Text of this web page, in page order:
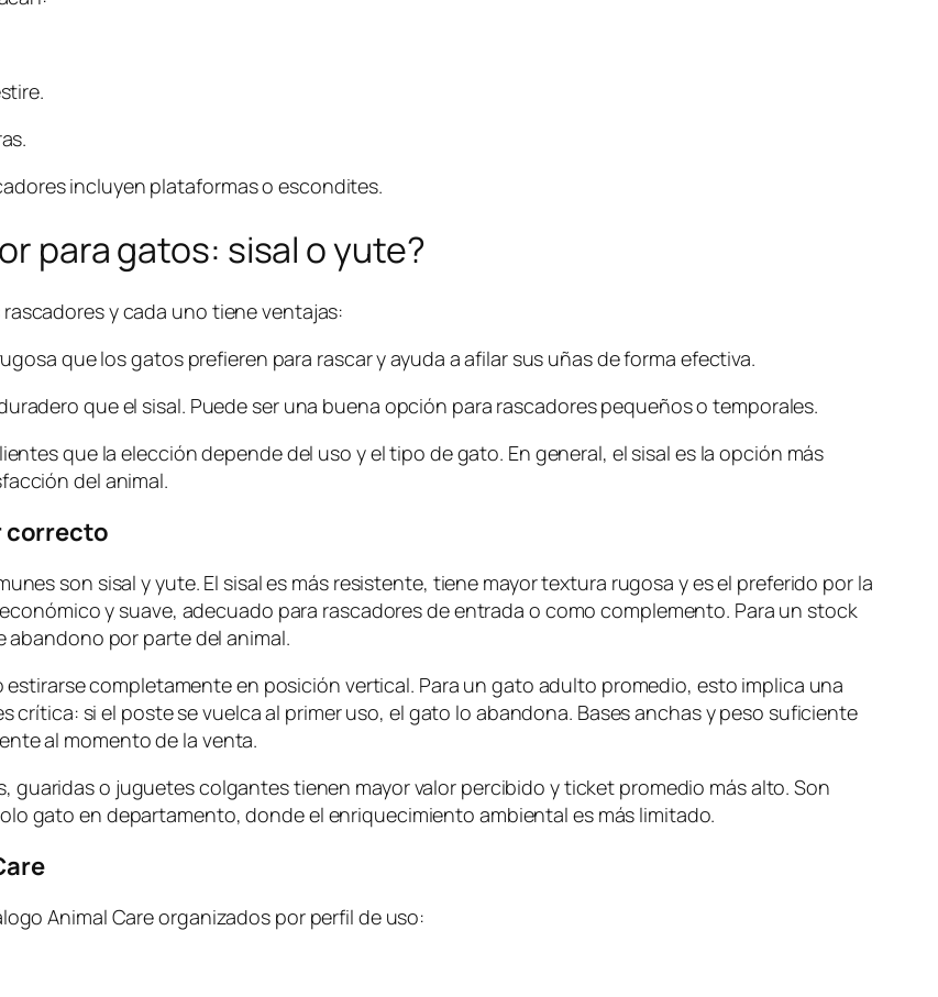
incluyen plataformas o escondites.
para gatos: sisal o yute?
y cada uno tiene ventajas:
que los gatos prefieren para rascar y ayuda a afilar sus uñas de forma efectiva.
que el sisal. Puede ser una buena opción para rascadores pequeños o temporales.
que la elección depende del uso y el tipo de gato. En general, el sisal es la opción más
del animal.
correcto
son sisal y yute. El sisal es más resistente, tiene mayor textura rugosa y es el preferido por la
y suave, adecuado para rascadores de entrada o como complemento. Para un stock
por parte del animal.
estirarse completamente en posición vertical. Para un gato adulto promedio, esto implica una
crítica: si el poste se vuelca al primer uso, el gato lo abandona. Bases anchas y peso suficiente
al momento de la venta.
guaridas o juguetes colgantes tienen mayor valor percibido y ticket promedio más alto. Son
gato en departamento, donde el enriquecimiento ambiental es más limitado.
Animal Care organizados por perfil de uso: